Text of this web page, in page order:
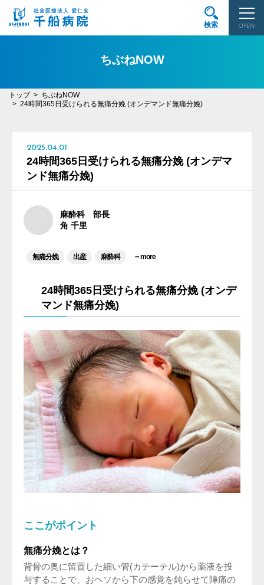
OPEN
検索
ちぶねNOW
トップ
ちぶねNOW
24時間365日受けられる無痛分娩 (オンデマンド無痛分娩)
2025.04.01
24時間365日受けられる無痛分娩 (オンデマ
ンド無痛分娩)
麻酔科 部長
角 千里
無痛分娩 出産 麻酔科 ... more
24時間365日受けられる無痛分娩 (オンデ
マンド無痛分娩)
ここがポイント
無痛分娩とは？
背骨の奥に留置した細い管(カテーテル)から薬液を投
与することで、おヘソから下の感覚を鈍らせて陣痛の